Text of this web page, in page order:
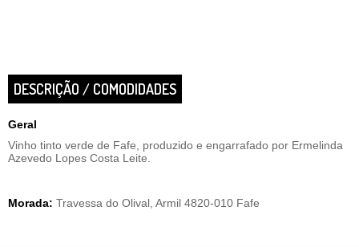
DESCRIÇÃO / COMODIDADES
Geral
Vinho tinto verde de Fafe, produzido e engarrafado por Ermelinda
Azevedo Lopes Costa Leite.
Morada: Travessa do Olival, Armil 4820-010 Fafe